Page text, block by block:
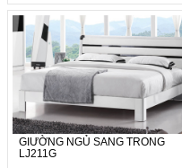
GIƯỜNG NGỦ SANG TRONG
LJ211G